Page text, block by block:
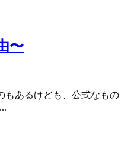
〜
もあるけども、公式なもの